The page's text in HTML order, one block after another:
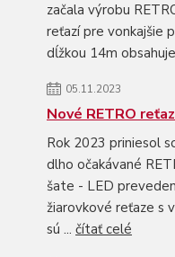
začala výrobu
reťazí pre vonkajšie
dĺžkou 14m
05.11.2023
Nové RETRO
Rok 2023 priniesol
dlho očakávané
šate - LED
žiarovkové reťaze s
sú ... čítať celé